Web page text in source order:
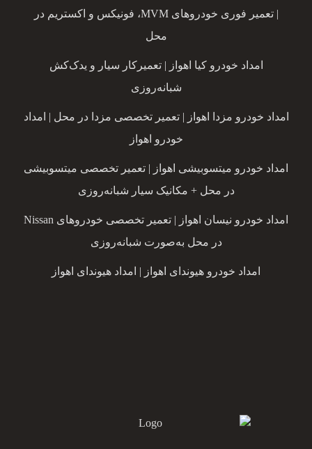
| تعمیر فوری خودروهای MVM، فونیکس و اکستریم در
محل
امداد خودرو کیا اهواز | تعمیرکار سیار و یدک‌کش
شبانه‌روزی
امداد خودرو مزدا اهواز | تعمیر تخصصی مزدا در محل | امداد
خودرو اهواز
امداد خودرو میتسوبیشی اهواز | تعمیر تخصصی میتسوبیشی
در محل + مکانیک سیار شبانه‌روزی
امداد خودرو نیسان اهواز | تعمیر تخصصی خودروهای Nissan
در محل به‌صورت شبانه‌روزی
امداد خودرو هیوندای اهواز | امداد هیوندای اهواز